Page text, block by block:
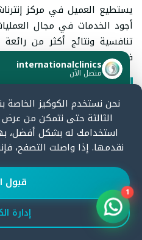
يستطيع العميل في مركز
أجود الخدمات في مجال
تنافسية ونتائج أكثر من
فريدة من نوعها لا تُنسى.
الخاتمة
استعرضنا في المقال أعلاه
والتكلفة.
ندعوكِ سيدتي لزيارة مركز
أقرب فرصة لتتعرفي على
المقدمة وفق أحدث التقنيات
الكثير من السيدات، وستحصلين
نوعها تزرع على ثغرك الجميل
الأنوثة والجمال من جديد.
1
internationalclinics
متصل الآن
هل تحتاج مساعدة؟
ابدأ الدردشة الآن وسنرد بسرعة.
نحن نستخدم الكوكيز الخاصة
الثالثة حتى نتمكن من
استخدامك له بشكل أفضل،
نقدمها. إذا واصلت التصفح،
قبول
إدارة